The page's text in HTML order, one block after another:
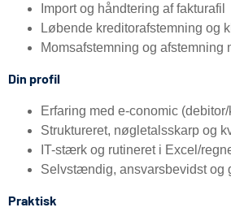
Import og håndtering af fakturafil
Løbende kreditorafstemning og
Momsafstemning og afstemning
Din profil
Erfaring med e-conomic
Struktureret, nøgletalsskarp og
IT-stærk og rutineret i Excel/
Selvstændig, ansvarsbevidst og
Praktisk